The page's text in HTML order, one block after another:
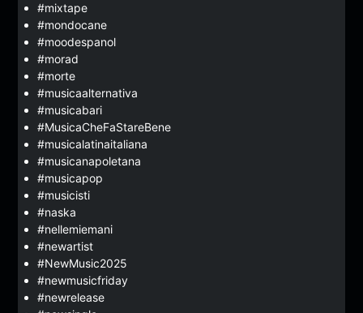
#mixtape
#mondocane
#moodespanol
#morad
#morte
#musicaalternativa
#musicabari
#MusicaCheFaStareBene
#musicalatinaitaliana
#musicanapoletana
#musicapop
#musicisti
#naska
#nellemiemani
#newartist
#NewMusic2025
#newmusicfriday
#newrelease